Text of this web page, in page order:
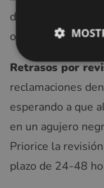
de entre 7 y 30
o, mejor aún,
Retrasos por
reclamaciones
esperando a que
en un agujero
Priorice la
plazo de 24-48